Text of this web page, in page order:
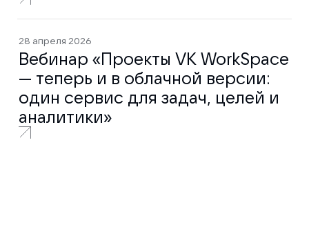
28 апреля 2026
Вебинар «Проекты VK WorkSpace
— теперь и в облачной версии:
один сервис для задач, целей и
аналитики»